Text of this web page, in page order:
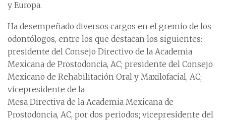
y Europa.
Ha desempeñado diversos cargos en el gremio de los
odontólogos, entre los que destacan los siguientes:
presidente del Consejo Directivo de la Academia
Mexicana de Prostodoncia, AC; presidente del Consejo
Mexicano de Rehabilitación Oral y Maxilofacial, AC;
vicepresidente de la
Mesa Directiva de la Academia Mexicana de
Prostodoncia, AC, por dos periodos; vicepresidente del